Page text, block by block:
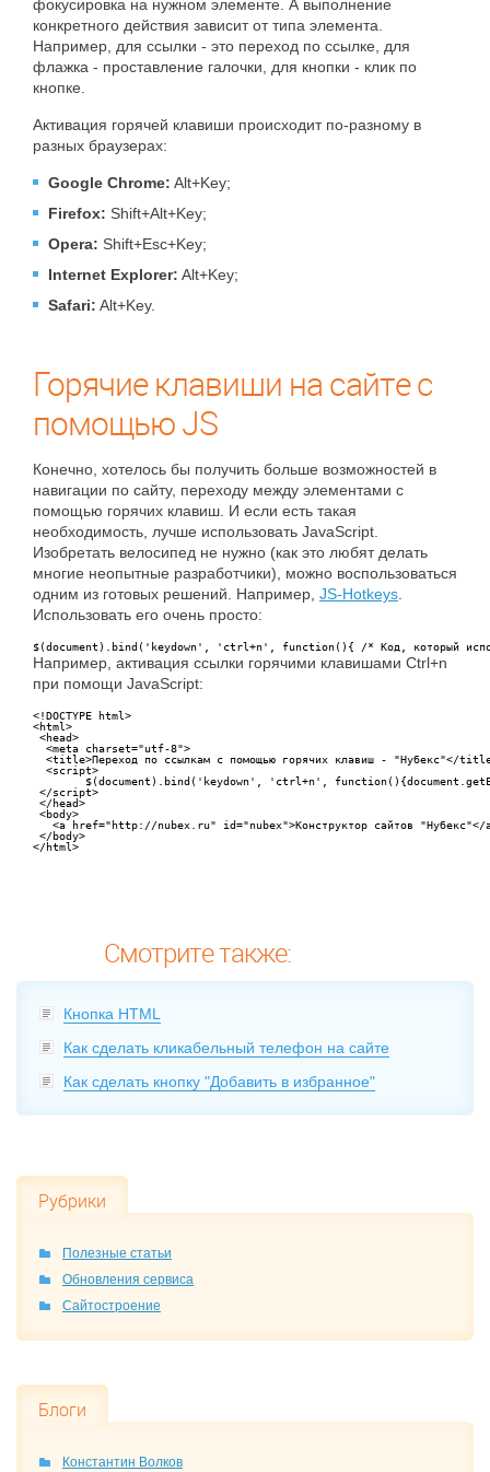
фокусировка на нужном элементе. А выполнение
конкретного действия зависит от типа элемента.
Например, для ссылки - это переход по ссылке, для
флажка - проставление галочки, для кнопки - клик по
кнопке.
Активация горячей клавиши происходит по-разному в
разных браузерах:
Google Chrome: Alt+Key;
Firefox: Shift+Alt+Key;
Opera: Shift+Esc+Key;
Internet Explorer: Alt+Key;
Safari: Alt+Key.
Горячие клавиши на сайте с
помощью JS
Конечно, хотелось бы получить больше возможностей в
навигации по сайту, переходу между элементами с
помощью горячих клавиш. И если есть такая
необходимость, лучше использовать JavaScript.
Изобретать велосипед не нужно (как это любят делать
многие неопытные разработчики), можно воспользоваться
одним из готовых решений. Например, JS-Hotkeys
Использовать его очень просто:
$(document).bind('keydown', 'ctrl+n', function(){ /* Код, который
Например, активация ссылки горячими клавишами Ctrl+n
при помощи JavaScript:
<!DOCTYPE html>
<html>
<head>
  <meta charset="utf-8">
<title>Переход по ссылкам с помощью горячих клавиш - "Нубекс"</
  <script>
</script>
</head>
<body>
<a href="http://nubex.ru" id="nubex">Конструктор сайтов "Нубекс"</
</body>
</html>
Смотрите также:
Кнопка HTML
Как сделать кликабельный телефон на сайте
Как сделать кнопку "Добавить в избранное"
Рубрики
Полезные статьи
Обновления сервиса
Сайтостроение
Блоги
Константин Волков